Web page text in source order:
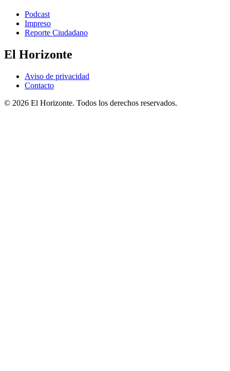
Podcast
Impreso
Reporte Ciudadano
El Horizonte
Aviso de privacidad
Contacto
© 2026 El Horizonte. Todos los derechos reservados.